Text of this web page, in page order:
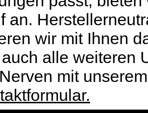
an.
wir mit Ihnen
alle weiteren
mit